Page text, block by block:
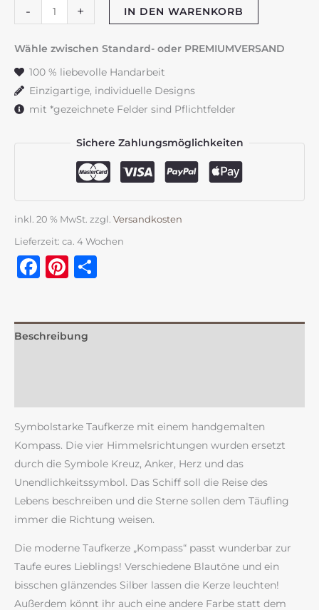
-
Taufkerze
"Kompass"
blau
Menge
+ IN DEN WARENKORB
Wähle zwischen Standard- oder PREMIUMVERSAND
100 % liebevolle Handarbeit
Einzigartige, individuelle Designs
mit *gezeichnete Felder sind Pflichtfelder
Sichere Zahlungsmöglichkeiten
inkl. 20 % MwSt. zzgl. Versandkosten
Lieferzeit: ca. 4 Wochen
Facebook
Pinterest
Beschreibung
Symbolstarke Taufkerze mit einem handgemalten
Kompass. Die vier Himmelsrichtungen wurden ersetzt
durch die Symbole Kreuz, Anker, Herz und das
Unendlichkeitssymbol. Das Schiff soll die Reise des
Lebens beschreiben und die Sterne sollen dem Täufling
immer die Richtung weisen.
Die moderne Taufkerze „Kompass“ passt wunderbar zur
Taufe eures Lieblings! Verschiedene Blautöne und ein
bisschen glänzendes Silber lassen die Kerze leuchten!
Außerdem könnt ihr auch eine andere Farbe statt dem